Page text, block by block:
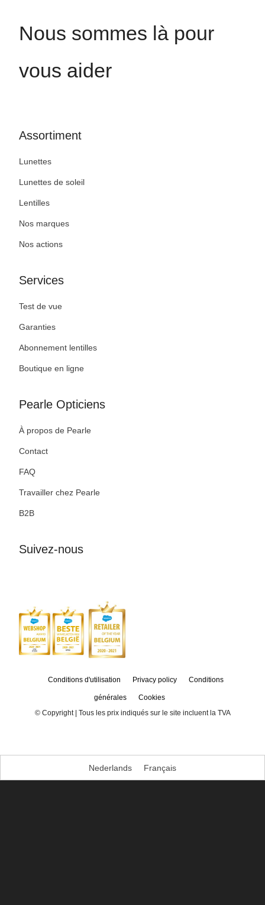
Nous sommes là pour
vous aider
Assortiment
Lunettes
Lunettes de soleil
Lentilles
Nos marques
Nos actions
Services
Test de vue
Garanties
Abonnement lentilles
Boutique en ligne
Pearle Opticiens
À propos de Pearle
Contact
FAQ
Travailler chez Pearle
B2B
Suivez-nous
Conditions d'utilisation Privacy policy Conditions
générales
Cookies
© Copyright | Tous les prix indiqués sur le site incluent la TVA
Nederlands Français